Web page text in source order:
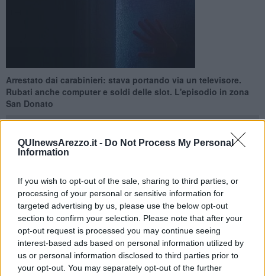
QUInewsArezzo.it - Do Not Process My Personal
Information
If you wish to opt-out of the sale, sharing to third parties, or
processing of your personal or sensitive information for
targeted advertising by us, please use the below opt-out
section to confirm your selection. Please note that after your
opt-out request is processed you may continue seeing
interest-based ads based on personal information utilized by
us or personal information disclosed to third parties prior to
your opt-out. You may separately opt-out of the further
Arrestato dai carabinieri: stava portando via un televisore.
Rubati anche computer e soldi delle slot. L'episodio in zona
San Donato
AREZZO —Arrestato dai carabinieri, la scorsa notte, untunisino
40ennebeccato a rubare dentro un pub, dopo l'orario di chiusura
L’uomo si era introdotto all’interno del locale, inzona San Donato
di Arezzo, dopo aver forzato la porta di ingresso. I militari del
Radiomobile, allertati da alcuni residenti della zona che hanno
sentito dei rumori sospetti, sono immediatamente intervenuti ed
hanno sorpreso lo straniero che, dopo averdivelto un televisore
dal muro, lo stava portando via.